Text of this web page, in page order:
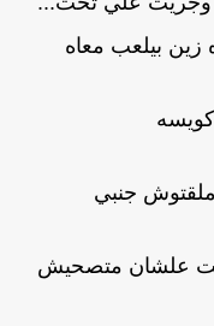
بيلعب معاه
جنبي
علشان متصحيش